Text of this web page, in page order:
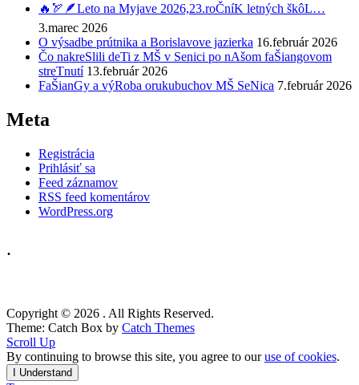
🔥🏹🪶Leto na Myjave 2026,23.roČníK letných škôL…
3.marec 2026
O výsadbe prútnika a Borislavove jazierka 16.február 2026
Čo nakreSlili deTi z MŠ v Senici po nAšom faŠiangovom
streTnutí 13.február 2026
FaŠianGy a výRoba orukubuchov MŠ SeNica 7.február 2026
Meta
Registrácia
Prihlásiť sa
Feed záznamov
RSS feed komentárov
WordPress.org
.
Copyright © 2026 . All Rights Reserved.
Theme: Catch Box by Catch Themes
Scroll Up
By continuing to browse this site, you agree to ouruse of cookies.
I Understand